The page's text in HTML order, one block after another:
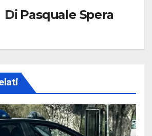
Di Pasquale Spera